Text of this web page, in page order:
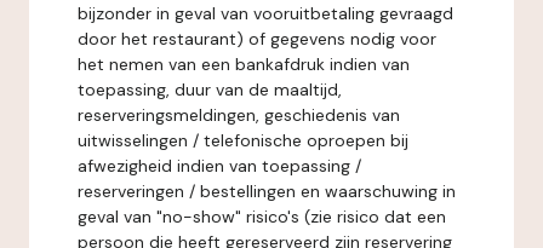
bijzonder in geval van vooruitbetaling gevraagd
door het restaurant) of gegevens nodig voor
het nemen van een bankafdruk indien van
toepassing, duur van de maaltijd,
reserveringsmeldingen, geschiedenis van
uitwisselingen / telefonische oproepen bij
afwezigheid indien van toepassing /
reserveringen / bestellingen en waarschuwing in
geval van "no-show" risico's (zie risico dat een
persoon die heeft gereserveerd zijn reservering